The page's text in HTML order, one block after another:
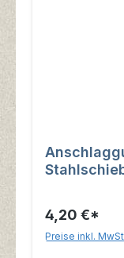
4,20 €*
Preise inkl.